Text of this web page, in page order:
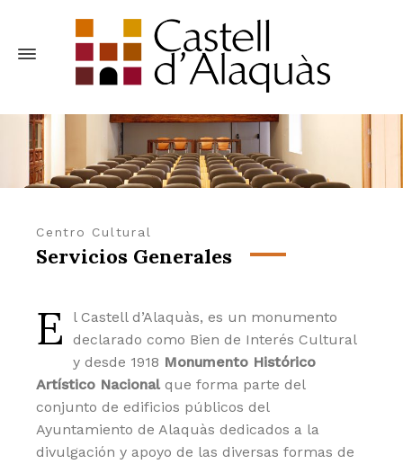
Centro Cultural
Servicios Generales
E
l Castell d’Alaquàs, es un monumento
declarado como Bien de Interés Cultural
y desde 1918 Monumento Histórico
Artístico Nacionalque forma parte del
conjunto de edificios públicos del
Ayuntamiento de Alaquàs dedicados a la
divulgación y apoyo de las diversas formas de